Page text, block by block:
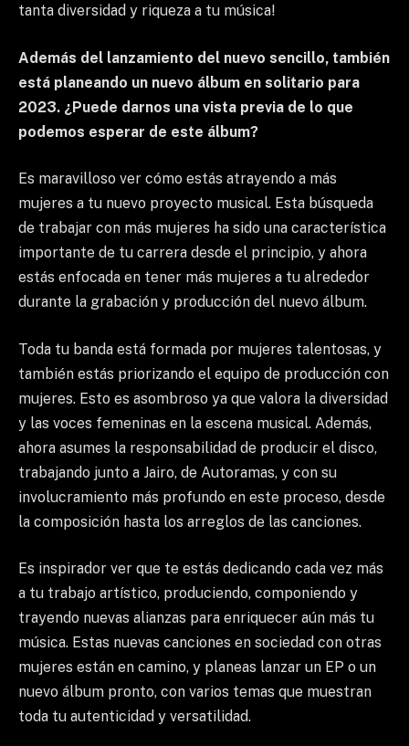
tanta diversidad y riqueza a tu música!
Además del lanzamiento del nuevo sencillo, también
está planeando un nuevo álbum en solitario para
2023. ¿Puede darnos una vista previa de lo que
podemos esperar de este álbum?
Es maravilloso ver cómo estás atrayendo a más
mujeres a tu nuevo proyecto musical. Esta búsqueda
de trabajar con más mujeres ha sido una característica
importante de tu carrera desde el principio, y ahora
estás enfocada en tener más mujeres a tu alrededor
durante la grabación y producción del nuevo álbum.
Toda tu banda está formada por mujeres talentosas, y
también estás priorizando el equipo de producción con
mujeres. Esto es asombroso ya que valora la diversidad
y las voces femeninas en la escena musical. Además,
ahora asumes la responsabilidad de producir el disco,
trabajando junto a Jairo, de Autoramas, y con su
involucramiento más profundo en este proceso, desde
la composición hasta los arreglos de las canciones.
Es inspirador ver que te estás dedicando cada vez más
a tu trabajo artístico, produciendo, componiendo y
trayendo nuevas alianzas para enriquecer aún más tu
música. Estas nuevas canciones en sociedad con otras
mujeres están en camino, y planeas lanzar un EP o un
nuevo álbum pronto, con varios temas que muestran
toda tu autenticidad y versatilidad.